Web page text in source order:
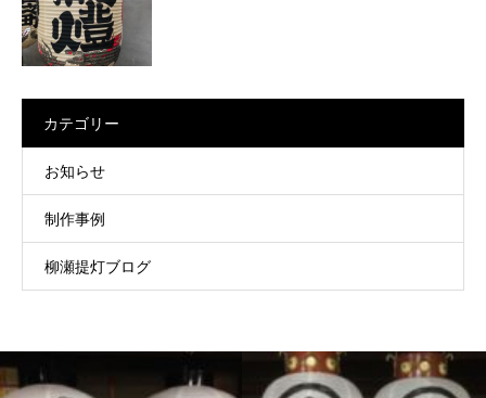
カテゴリー
お知らせ
制作事例
柳瀬提灯ブログ